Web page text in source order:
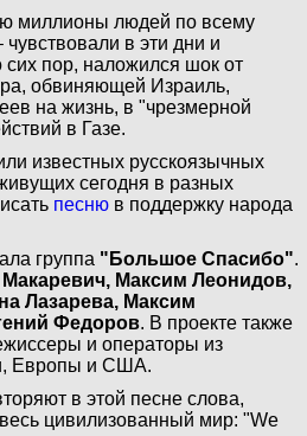
миллионы людей по всему
в эти дни и
пор, наложился шок от
обвиняющей Израиль,
на жизнь, в "чрезмерной
в Газе.
известных русскоязычных
сегодня в разных
песню в поддержку народа
группа "Большое Спасибо".
Максим Леонидов,
Лазарева, Максим
Федоров. В проекте также
и операторы из
Европы и США.
в этой песне слова,
цивилизованный мир: "We